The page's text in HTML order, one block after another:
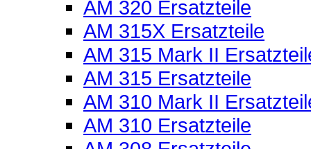
AM 320 Ersatzteile
AM 315X Ersatzteile
AM 315 Mark II
AM 315 Ersatzteile
AM 310 Mark II
AM 310 Ersatzteile